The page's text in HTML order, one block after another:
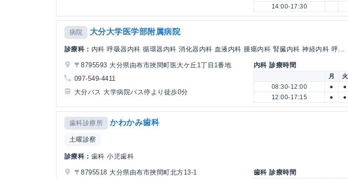
14:00-17:30
病院 大分大学医学部附属病院
診療科： 内科 呼吸器内科 循環器内科 消化器内科 血液内科 腫瘍内科 腎臓内科 神経内科 呼...
〒8795593 大分県由布市挾間町医大ケ丘1丁目1番地
097-549-4411
大分バス 大学病院バス停より徒歩0分
内科 診療時間
月 火
08:30-12:00
● ●
12:00-17:15
● ●
歯科診療所 かわかみ歯科
土曜診察
診療科： 歯科 小児歯科
〒8795518 大分県由布市挾間町北方13-1
歯科 診療時間